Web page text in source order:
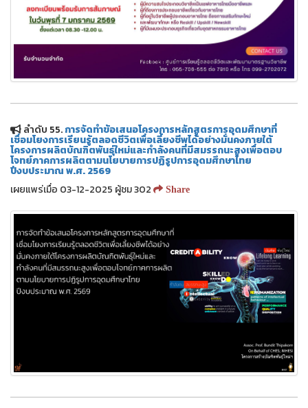
ลำดับ 55.การจัดทำข้อเสนอโครงการหลักสูตรการอุดมศึกษาที่
เชื่อมโยงการเรียนรู้ตลอดชีวิตเพื่อเลี้ยงชีพได้อย่างมั่นคงภายใต้
โครงการผลิตบัณฑิตพันธุ์ใหม่และกำลังคนที่มีสมรรถนะสูงเพื่อตอบ
โจทย์ภาคการผลิตตามนโยบายการปฏิรูปการอุดมศึกษาไทย
ปีงบประมาณ พ.ศ. 2569
เผยแพร่เมื่อ 03-12-2025 ผู้ชม 302
Share